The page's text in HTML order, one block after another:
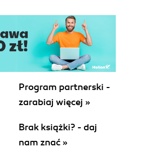
Program partnerski -
zarabiaj więcej »
Brak książki? - daj
nam znać »